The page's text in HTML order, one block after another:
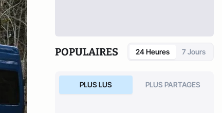
POPULAIRES 24 Heures 7 Jours
PLUS LUS PLUS PARTAGES